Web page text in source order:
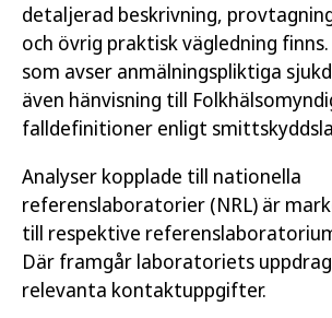
detaljerad beskrivning,
och övrig praktisk vägledning
som avser anmälningspliktiga
även hänvisning till
falldefinitioner enligt
Analyser kopplade till nationella
referenslaboratorier (NRL) är
till respektive
Där framgår laboratoriets
relevanta kontaktuppgifter.